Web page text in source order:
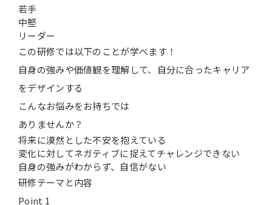
若手
中堅
リーダー
この研修では以下のことが学べます！
自身の強みや価値観を理解して、自分に合ったキャリア
をデザインする
こんなお悩みをお持ちでは
ありませんか？
将来に漠然とした不安を抱えている
変化に対してネガティブに捉えてチャレンジできない
自身の強みがわからず、自信がない
研修テーマと内容
Point 1